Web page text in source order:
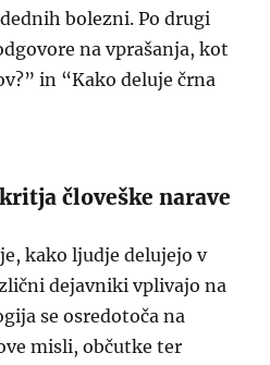
bolezni. Po drugi
na vprašanja, kot
in “Kako deluje črna
človeške narave
kako ljudje delujejo v
dejavniki vplivajo na
se osredotoča na
misli, občutke ter